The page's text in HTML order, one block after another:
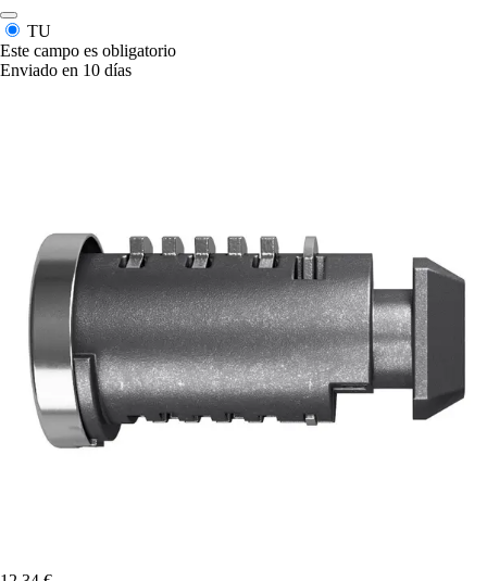
TU
Este campo es obligatorio
Enviado en 10 días